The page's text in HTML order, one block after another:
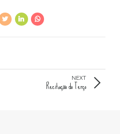
NEXT
Recitação do Terço